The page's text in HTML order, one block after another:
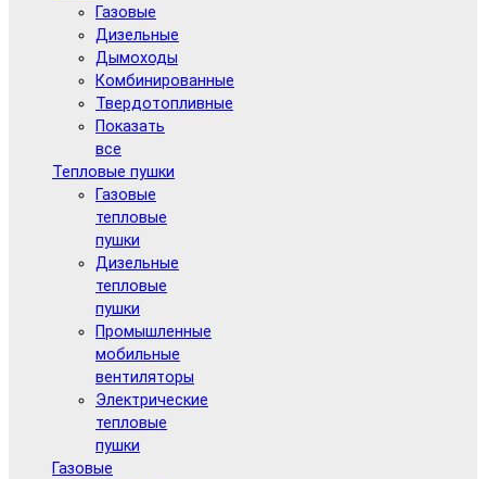
Газовые
Дизельные
Дымоходы
Комбинированные
Твердотопливные
Показать
все
Тепловые пушки
Газовые
тепловые
пушки
Дизельные
тепловые
пушки
Промышленные
мобильные
вентиляторы
Электрические
тепловые
пушки
Газовые